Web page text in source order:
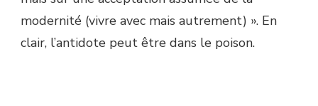
modernité (vivre avec mais autrement) ». En
clair, l’antidote peut être dans le poison.